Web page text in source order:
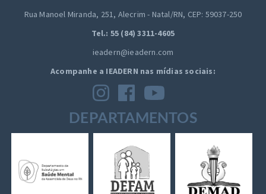
Rua Manoel Miranda, 251, Alecrim - Natal/RN, CEP: 59037-250
Tel.: 55 (84) 3311-4605
ieadern@ieadern.com
Acompanhe a IEADERN nas mídias sociais:
DEPARTAMENTOS